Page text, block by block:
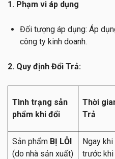
1. Phạm vi áp dụng
Đối tượng áp dụng: Áp
công ty kinh doanh.
2. Quy định Đổi Trả:
Tình trạng sản
phẩm khi đổi
Thời
Trả
Sản phẩm BỊ LỖI
(do nhà sản xuất)
Ngay
trước khi